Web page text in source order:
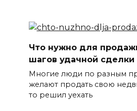
Что нужно для
шагов удачной сделки
Многие люди по разным
желают продать свою
то решил уехать